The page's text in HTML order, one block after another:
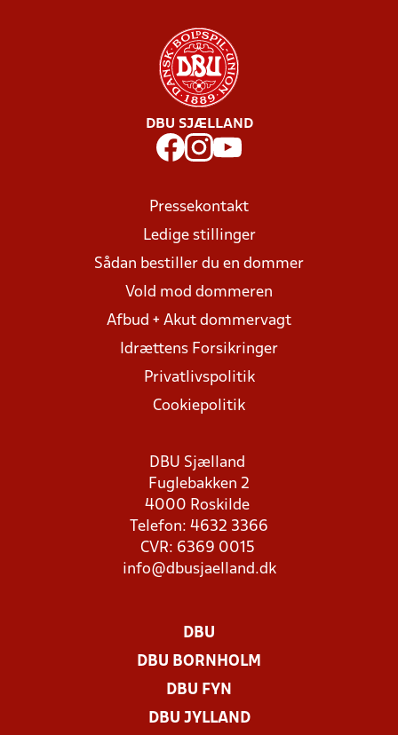
DBU SJÆLLAND
Pressekontakt
Ledige stillinger
Sådan bestiller du en dommer
Vold mod dommeren
Afbud + Akut dommervagt
Idrættens Forsikringer
Privatlivspolitik
Cookiepolitik
DBU Sjælland
Fuglebakken 2
4000 Roskilde
Telefon: 4632 3366
CVR: 6369 0015
info@dbusjaelland.dk
DBU
DBU BORNHOLM
DBU FYN
DBU JYLLAND